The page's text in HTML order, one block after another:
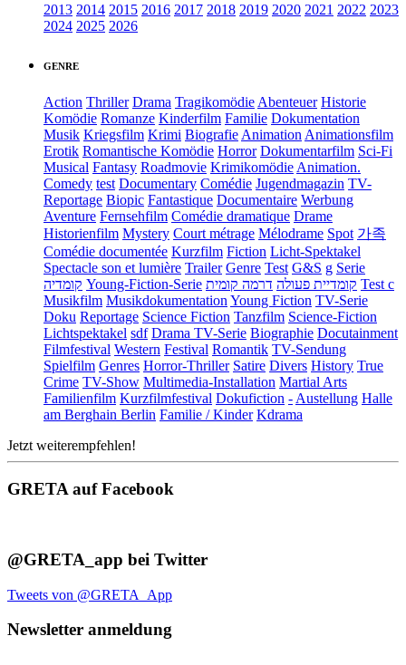
2013 2014 2015 2016 2017 2018 2019 2020 2021 2022 2023
2024 2025 2026
GENRE
Action Thriller Drama Tragikomödie Abenteuer Historie
Komödie Romanze Kinderfilm Familie Dokumentation
Musik Kriegsfilm Krimi Biografie Animation Animationsfilm
Erotik Romantische Komödie Horror Dokumentarfilm Sci-Fi
Musical Fantasy Roadmovie Krimikomödie Animation.
Comedy test Documentary Comédie Jugendmagazin TV-
Reportage Biopic Fantastique Documentaire Werbung
Aventure Fernsehfilm Comédie dramatique Drame
Historienfilm Mystery Court métrage Mélodrame Spot 가족
Comédie documentée Kurzfilm Fiction Licht-Spektakel
Spectacle son et lumière Trailer Genre Test G&S g Serie
קומדיה Young-Fiction-Serie קומדיית פעולה דרמה קומית
Test c
Musikfilm Musikdokumentation Young Fiction TV-Serie
Doku Reportage Science Fiction Tanzfilm Science-Fiction
Lichtspektakel sdf Drama TV-Serie Biographie Docutainment
Filmfestival Western Festival Romantik TV-Sendung
Spielfilm Genres Horror-Thriller Satire Divers History True
Crime TV-Show Multimedia-Installation Martial Arts
Familienfilm Kurzfilmfestival Dokufiction - Austellung Halle
am Berghain Berlin Familie / Kinder Kdrama
Jetzt weiterempfehlen!
GRETA auf Facebook
@GRETA_app bei Twitter
Tweets von @GRETA_App
Newsletter anmeldung